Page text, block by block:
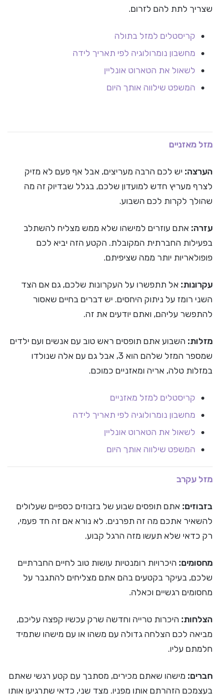
שצריך לתת להם לזרום.
קריסטלים למזל בתולה
מחשבון נומרולוגיה לפי תאריך לידה
לשאול את הטארוט אונליין
המשפט שילווה אותך היום
מזל מאזניים
הערצה: יש לכם הרבה מעריצים, אבל אף פעם לא מזיק
לצרף מעריץ חדש למועדון שלכם, בגלל שבדיוק זה מה
שהולך לקרות לכם השבוע.
עזרה: אתם עוזרים למישהו שלא ממש מצליח להשתלב
בפעילות החברתית המקובלת. הקטע הזה יביא לכם
פופולאריות יותר ממה שציפיתם.
עקרונות: אל תתפשרו על העקרונות שלכם, גם אם הצד
השני רומז על ניתוק היחסים. יש דברים בחיים שאסור
להתפשר עליהם, ואתם יודעים את זה.
מזלות: השבוע אתם תופסים ראש טוב עם אנשים ועם ילדים
שמספר המזל שלהם הוא 3, אבל גם עם אלה שנולדו
במזלות טלה, אריה ומאזניים כמוכם.
קריסטלים למזל מאזניים
מחשבון נומרולוגיה לפי תאריך לידה
לשאול את הטארוט אונליין
המשפט שילווה אותך היום
מזל עקרב
בזבוזים: אתם תופסים שבוע של בזבוזים כספיים שעלולים
להשאיר אתכם מה זה תפרנים. לא נורא אם זה חד פעמי,
רק כדאי שלא תעשו מזה הרגל קבוע.
מחסומים: היכרויות רומנטיות עושות טוב לחיים החברתיים
שלכם, בעיקר בקטעים בהם אתם מצליחים להתגבר על
מחסומים רגשיים וכאלה.
הצלחות: היכרות טרייה וחדשה שרק עכשיו קפצה עליכם,
מביאה לכם הצלחה גדולה עם משהו או עם מישהו שתמיד
חלמתם עליו.
חברים: מישהו שאתם מכירים, מסתבך עם קטע רגשי שאתם
בעצמכם הזהרתם אותו מפניו. מצד שני, כדאי שתרגיעו אותו